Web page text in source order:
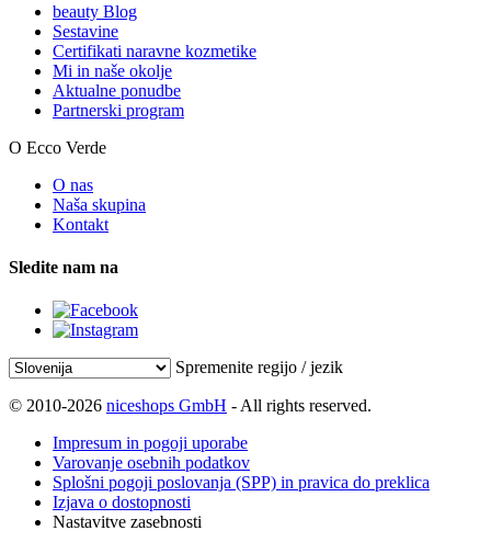
beauty Blog
Sestavine
Certifikati naravne kozmetike
Mi in naše okolje
Aktualne ponudbe
Partnerski program
O Ecco Verde
O nas
Naša skupina
Kontakt
Sledite nam na
Spremenite regijo / jezik
© 2010-2026 niceshops GmbH - All rights reserved.
Impresum in pogoji uporabe
Varovanje osebnih podatkov
Splošni pogoji poslovanja (SPP) in pravica do preklica
Izjava o dostopnosti
Nastavitve zasebnosti